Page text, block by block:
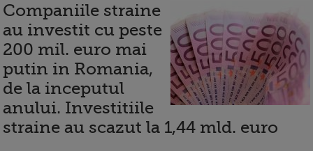
Companiile straine
au investit cu peste
200 mil. euro mai
putin in Romania,
de la inceputul
anului. Investitiile
straine au scazut la 1,44 mld. euro